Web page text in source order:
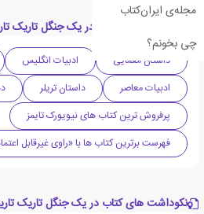
مجله‌ی ایران‌کتاب
چی بخونم؟
دسته بندی های کتاب در یک جنگل تاریک
داستان معمایی ادبیات انگلیس
ادبیات معاصر
داستان تریلر
پرفروش ترین کتاب های نیویورک تایمز
فهرست برترین کتاب ها با «راوی غیرقابل
نکوداشت های کتاب در یک جنگل تاریک